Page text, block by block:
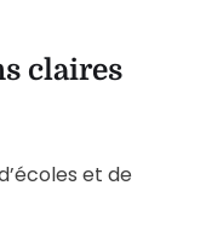
claires
et de